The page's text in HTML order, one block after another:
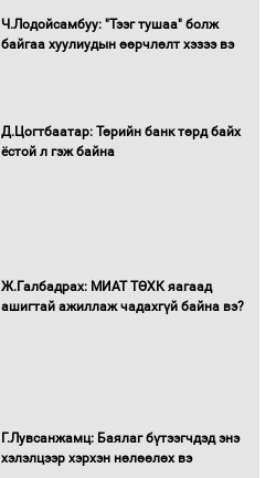
Монгол Улс “COP17”-д “Тал хээрийн
төлөвлөгөө”-гөө танилцуулна
16 төрлийн эмийг нэг эх үүсвэрээс
Бүх шатанд хэмнэлтийн горимд
шилжиж, найр наадам, зөвлөгөөн,
Ч.Лодойсамбуу: "Тээг тушаа" болж
байгаа хуулиудын өөрчлөлт хэзээ вэ
Д.Цогтбаатар: Төрийн банк төрд байх
ёстой л гэж байна
Ж.Галбадрах: МИАТ ТӨХК яагаад
ашигтай ажиллаж чадахгүй байна вэ?
Г.Лувсанжамц: Баялаг бүтээгчдэд энэ
хэлэлцээр хэрхэн нөлөөлөх вэ